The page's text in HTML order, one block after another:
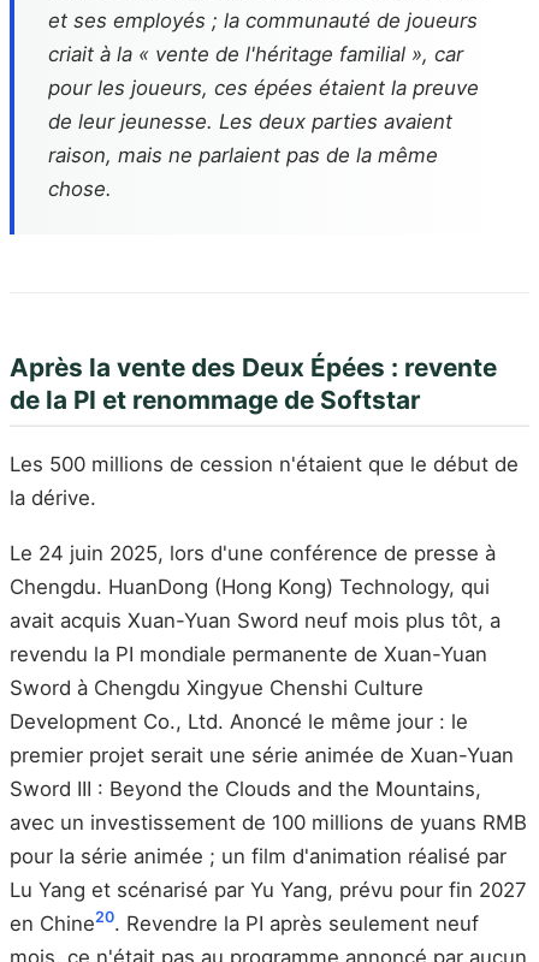
et ses employés ; la communauté de joueurs
criait à la « vente de l'héritage familial », car
pour les joueurs, ces épées étaient la preuve
de leur jeunesse. Les deux parties avaient
raison, mais ne parlaient pas de la même
chose.
Après la vente des Deux Épées : revente
de la PI et renommage de Softstar
Les 500 millions de cession n'étaient que le début de
la dérive.
Le 24 juin 2025, lors d'une conférence de presse à
Chengdu. HuanDong (Hong Kong) Technology, qui
avait acquis Xuan-Yuan Sword neuf mois plus tôt, a
revendu la PI mondiale permanente de Xuan-Yuan
Sword à Chengdu Xingyue Chenshi Culture
Development Co., Ltd. Anoncé le même jour : le
premier projet serait une série animée de Xuan-Yuan
Sword III : Beyond the Clouds and the Mountains,
avec un investissement de 100 millions de yuans RMB
pour la série animée ; un film d'animation réalisé par
Lu Yang et scénarisé par Yu Yang, prévu pour fin 2027
en Chine20. Revendre la PI après seulement neuf
mois, ce n'était pas au programme annoncé par aucun